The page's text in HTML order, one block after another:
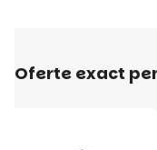
Oferte exact